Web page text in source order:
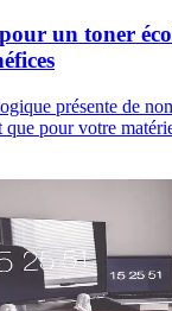
un toner
présente de
pour votre